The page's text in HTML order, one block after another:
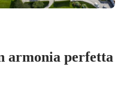
armonia perfetta